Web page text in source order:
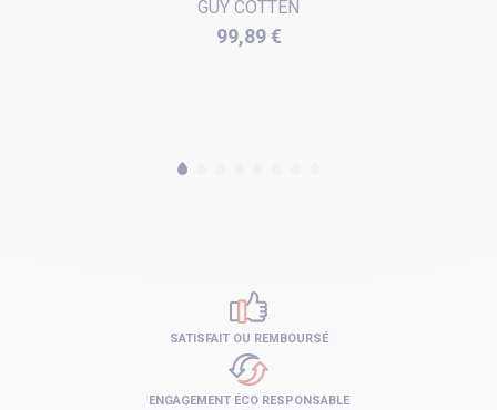
GUY COTTEN
Prix
99,89 €
SATISFAIT OU REMBOURSÉ
ENGAGEMENT ÉCO RESPONSABLE